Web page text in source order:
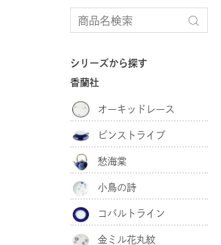
シリーズから探す
香蘭社
オーキッドレース
ピンストライプ
愁海棠
小鳥の詩
コバルトライン
金ミル花丸紋